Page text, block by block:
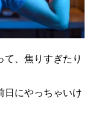
、焦りすぎたり
日にやっちゃいけ